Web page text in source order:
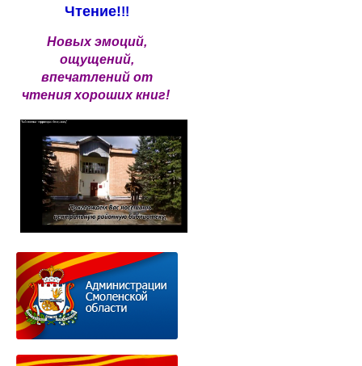
Чтение!!!
Новых эмоций,
ощущений,
впечатлений от
чтения хороших книг!